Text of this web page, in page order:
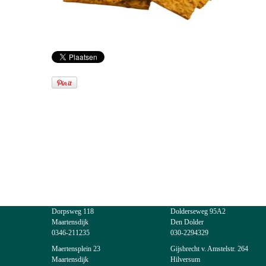
Dorpsweg 118
Maartensdijk
0346-211235
Maertensplein 23
Maartensdijk
Dolderseweg 95A2
Den Dolder
030-2294329
Gijsbrecht v. Amstelstr. 264
Hilversum